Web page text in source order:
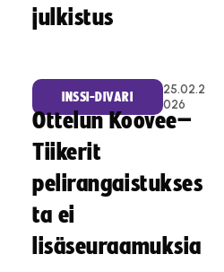
julkistus
INSSI-DIVARI
25.02.2
026
Ottelun Koovee–
Tiikerit
pelirangaistukses
ta ei
lisäseuraamuksia